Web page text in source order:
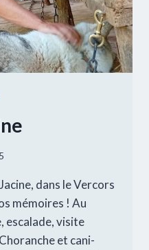
dans le Vercors
mémoires ! Au
escalade, visite
et cani-